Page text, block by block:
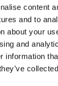
content
and to
about your
and
information
place à
en
nous